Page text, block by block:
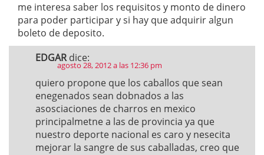
me interesa saber los requisitos y monto de dinero
para poder participar y si hay que adquirir algun
boleto de deposito.
EDGAR dice:
agosto 28, 2012 a las 12:36 pm
quiero propone que los caballos que sean
enegenados sean dobnados a las
asosciaciones de charros en mexico
principalmetne a las de provincia ya que
nuestro deporte nacional es caro y nesecita
mejorar la sangre de sus caballadas, creo que